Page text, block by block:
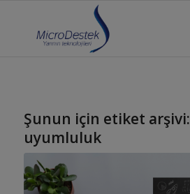
Şunun için etiket arşivi:
uyumluluk